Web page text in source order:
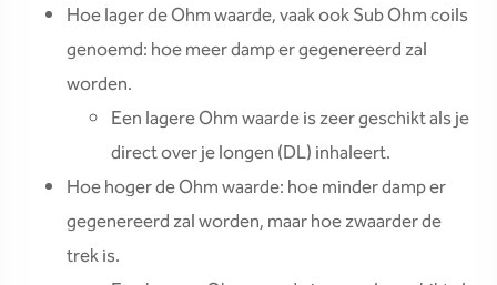
Hoe lager de Ohm waarde, vaak ook Sub Ohm coils
genoemd: hoe meer damp er gegenereerd zal
worden.
Een lagere Ohm waarde is zeer geschikt als je
direct over je longen (DL) inhaleert.
Hoe hoger de Ohm waarde: hoe minder damp er
gegenereerd zal worden, maar hoe zwaarder de
trek is.